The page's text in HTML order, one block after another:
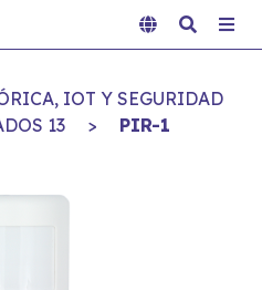
IOT Y SEGURIDAD
13 > PIR-1